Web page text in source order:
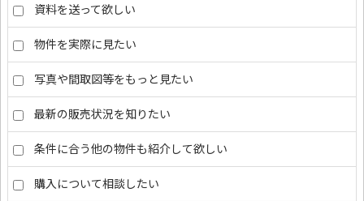
資料を送って欲しい
物件を実際に見たい
写真や間取図等をもっと見たい
最新の販売状況を知りたい
条件に合う他の物件も紹介して欲しい
購入について相談したい